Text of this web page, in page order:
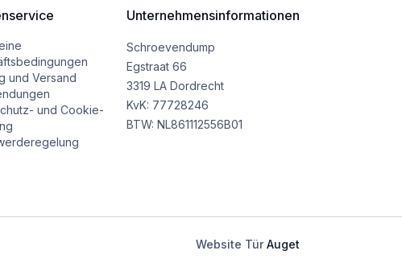
und Versand
und Cookie-
Unternehmensinformationen
Schroevendump
Egstraat 66
3319 LA Dordrecht
KvK: 77728246
BTW: NL861112556B01
Website TürAuget